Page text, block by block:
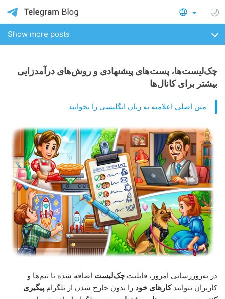
Show more posts
چک‌لیست‌ها، پست‌های پیشنهادی و روش‌های درآمدزایی
بیشتر برای کانال‌ها
متن اصلی اعلامیه به زبان انگلیسی را بخوانید
در به‌روزرسانی امروز، قابلیت چک‌لیست اضافه شده تا تیم‌ها و
کاربران بتوانندکارهای خود را بدون خارج شدن از تلگرام پیگیری